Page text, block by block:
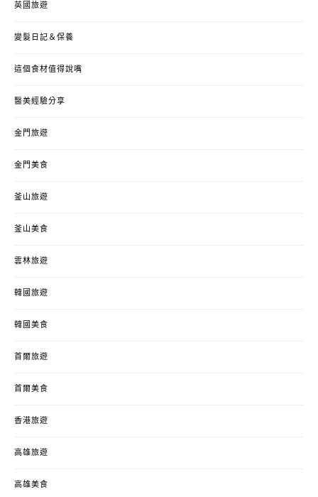
英國旅遊
變髮日記＆保養
這個食材值得說嘴
醫美經驗分享
金門旅遊
金門美食
釜山旅遊
釜山美食
雲林旅遊
韓國旅遊
韓國美食
首爾旅遊
首爾美食
香港旅遊
高雄旅遊
高雄美食